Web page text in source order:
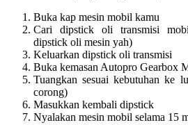
Buka kap mesin mobil kamu
Cari dipstick oli transmisi
dipstick oli mesin yah)
Keluarkan dipstick oli transmisi
Buka kemasan Autopro Gearbox
Tuangkan sesuai kebutuhan ke
corong)
Masukkan kembali dipstick
Nyalakan mesin mobil selama 15